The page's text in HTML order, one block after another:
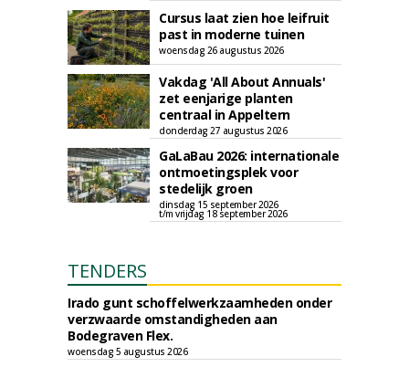
Cursus laat zien hoe leifruit
past in moderne tuinen
woensdag 26 augustus 2026
Vakdag 'All About Annuals'
zet eenjarige planten
centraal in Appeltern
donderdag 27 augustus 2026
GaLaBau 2026: internationale
ontmoetingsplek voor
stedelijk groen
dinsdag 15 september 2026
t/m vrijdag 18 september 2026
TENDERS
Irado gunt schoffelwerkzaamheden onder
verzwaarde omstandigheden aan
Bodegraven Flex.
woensdag 5 augustus 2026